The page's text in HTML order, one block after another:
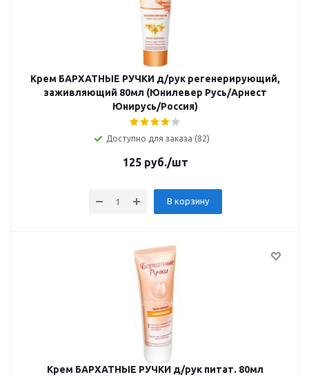
Крем БАРХАТНЫЕ РУЧКИ д/рук регенерирующий,
заживляющий 80мл (Юнилевер Русь/Арнест
Юнирусь/Россия)
Доступно для заказа (82)
125руб./шт
В корзину
Крем БАРХАТНЫЕ РУЧКИ д/рук питат. 80мл